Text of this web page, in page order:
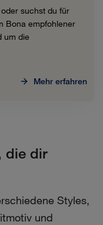
suchst du für
Bona empfohlener
um die
Mehr erfahren
die dir
Styles,
und